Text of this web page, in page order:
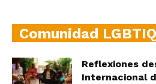
Comunidad LGBTIQ
Reflexiones
Internacional